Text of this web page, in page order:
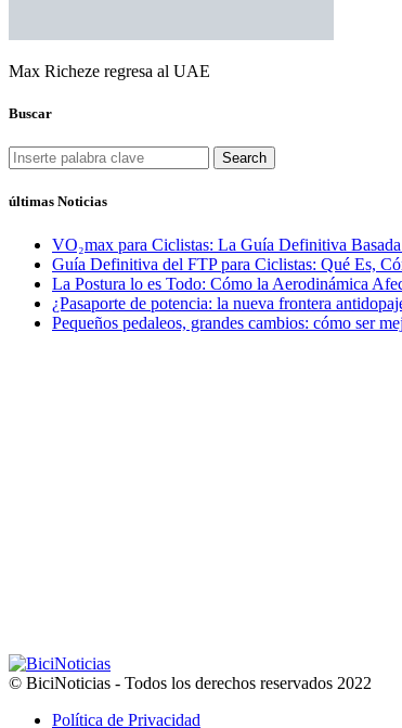
Max Richeze regresa al UAE
Buscar
Search
últimas Noticias
VO₂max para Ciclistas: La Guía Definitiva
Guía Definitiva del FTP para Ciclistas: Qué Es,
La Postura lo es Todo: Cómo la Aerodinámica
¿Pasaporte de potencia: la nueva frontera
Pequeños pedaleos, grandes cambios: cómo ser
© BiciNoticias - Todos los derechos reservados 2022
Política de Privacidad